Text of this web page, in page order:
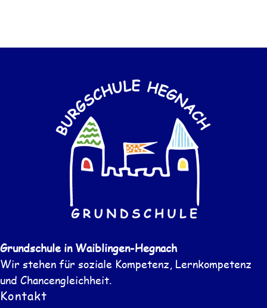
Grundschule in Waiblingen-Hegnach
Wir stehen für soziale Kompetenz, Lernkompetenz
und Chancengleichheit.
Kontakt